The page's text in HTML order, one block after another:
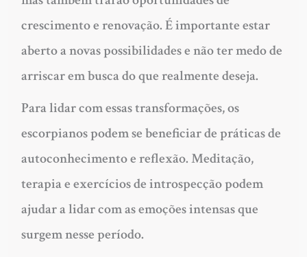
crescimento e renovação. É importante estar
aberto a novas possibilidades e não ter medo de
arriscar em busca do que realmente deseja.
Para lidar com essas transformações, os
escorpianos podem se beneficiar de práticas de
autoconhecimento e reflexão. Meditação,
terapia e exercícios de introspecção podem
ajudar a lidar com as emoções intensas que
surgem nesse período.